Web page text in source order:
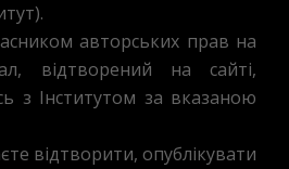
авторських прав на
відтворений на сайті,
з Інститутом за вказаною
відтворити, опублікувати